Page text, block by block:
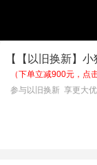
【【以旧换新】
（下单立减900元，点
参与以旧换新 享更大